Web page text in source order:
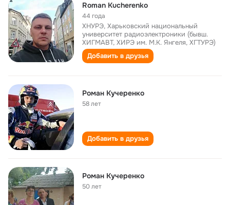
Roman Kucherenko
44 года
ХНУРЭ, Харьковский национальный
университет радиоэлектроники (бывш.
ХИГМАВТ, ХИРЭ им. М.К. Янгеля, ХГТУРЭ)
Добавить в друзья
Роман Кучеренко
58 лет
Добавить в друзья
Роман Кучеренко
50 лет